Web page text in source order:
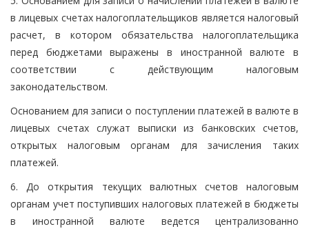
в лицевых счетах налогоплательщиков является налоговый
расчет, в котором обязательства налогоплательщика
перед бюджетами выражены в иностранной валюте в
соответствии с действующим налоговым
законодательством.
Основанием для записи о поступлении платежей в валюте в
лицевых счетах служат выписки из банковских счетов,
открытых налоговым органам для зачисления таких
платежей.
6. До открытия текущих валютных счетов налоговым
органам учет поступивших налоговых платежей в бюджеты
в иностранной валюте ведется централизованно